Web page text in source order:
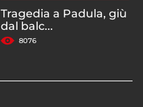
Tragedia a Padula, giù
dal balc...
8076